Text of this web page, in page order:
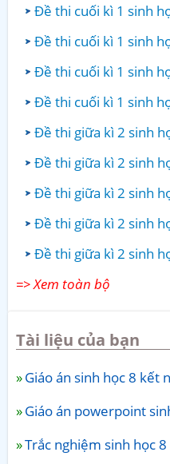
Đề thi cuối kì 1 sinh
Đề thi cuối kì 1 sinh
Đề thi cuối kì 1 sinh
Đề thi cuối kì 1 sinh
Đề thi giữa kì 2 sinh
Đề thi giữa kì 2 sinh
Đề thi giữa kì 2 sinh
Đề thi giữa kì 2 sinh
Đề thi giữa kì 2 sinh
=> Xem toàn bộ
Tài liệu của bạn
Giáo án sinh học 8 kết
Giáo án powerpoint
Trắc nghiệm sinh học